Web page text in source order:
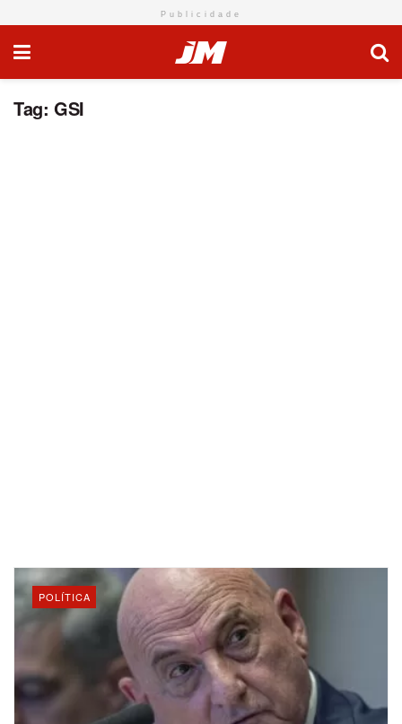
Publicidade
Tag: GSI
POLÍTICA